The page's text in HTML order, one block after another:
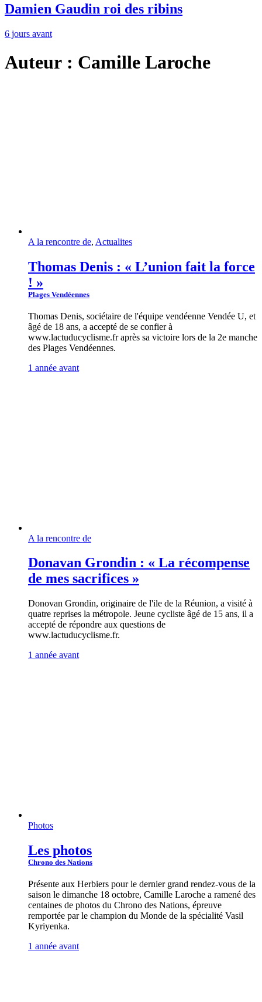
Damien Gaudin roi des ribins
6 jours avant
Auteur : Camille Laroche
A la rencontre de, Actualites
Thomas Denis : « L’union fait la force
! »
Plages Vendéennes
Thomas Denis, sociétaire de l'équipe vendéenne Vendée U, et
âgé de 18 ans, a accepté de se confier à
www.lactuducyclisme.fr après sa victoire lors de la 2e manche
des Plages Vendéennes.
1 année avant
A la rencontre de
Donavan Grondin : « La récompense
de mes sacrifices »
Donovan Grondin, originaire de l'ile de la Réunion, a visité à
quatre reprises la métropole. Jeune cycliste âgé de 15 ans, il a
accepté de répondre aux questions de
www.lactuducyclisme.fr.
1 année avant
Photos
Les photos
Chrono des Nations
Présente aux Herbiers pour le dernier grand rendez-vous de la
saison le dimanche 18 octobre, Camille Laroche a ramené des
centaines de photos du Chrono des Nations, épreuve
remportée par le champion du Monde de la spécialité Vasil
Kyriyenka.
1 année avant